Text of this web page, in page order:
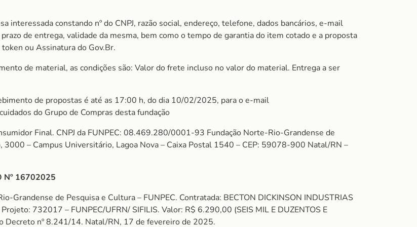
constando nº do CNPJ, razão social, endereço, telefone, dados bancários, e-mail
de entrega, validade da mesma, bem como o tempo de garantia do item cotado e a proposta
ou Assinatura do Gov.Br.
de material, as condições são: Valor do frete incluso no valor do material. Entrega a ser
de propostas é até as 17:00 h, do dia 10/02/2025, para o e-mail
do Grupo de Compras desta fundação
Final. CNPJ da FUNPEC: 08.469.280/0001-93 Fundação Norte-Rio-Grandense de
3000 – Campus Universitário, Lagoa Nova – Caixa Postal 1540 – CEP: 59078-900 Natal/RN –
Nº 16702025
Grandense de Pesquisa e Cultura – FUNPEC. Contratada: BECTON DICKINSON INDUSTRIAS
732017 – FUNPEC/UFRN/ SIFILIS. Valor: R$ 6.290,00 (SEIS MIL E DUZENTOS E
Decreto nº 8.241/14. Natal/RN, 17 de fevereiro de 2025.